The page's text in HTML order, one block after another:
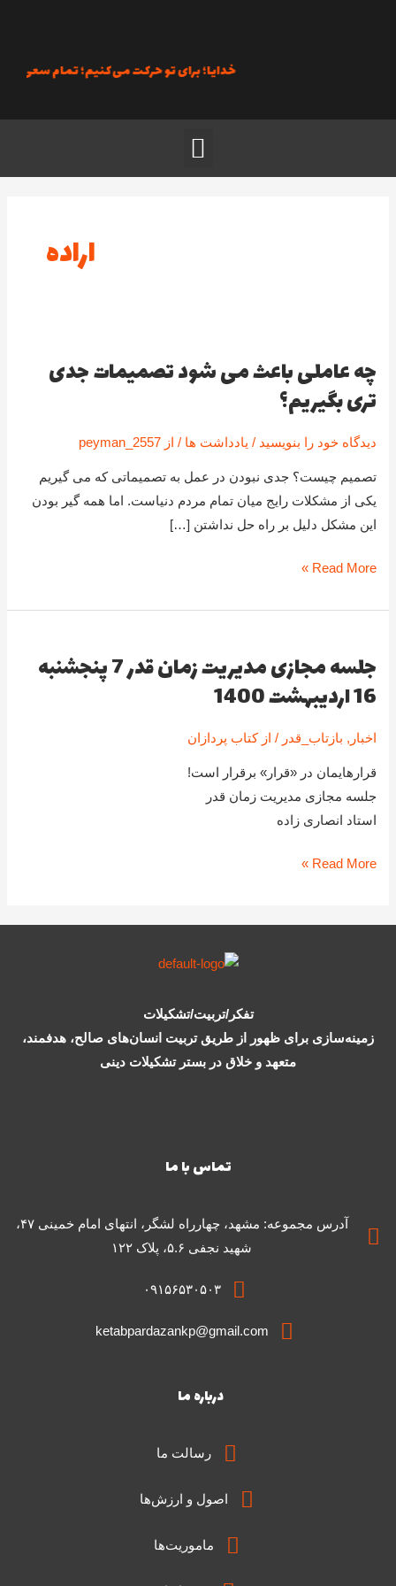
خدایا؛ برای تو حرکت می‌کنیم؛ تمام سعی خود
منو
اراده
چه عاملی باعث می شود تصمیمات جدی
تری بگیریم؟
دیدگاه‌ خود را بنویسید / یادداشت ها / از peyman_2557
تصمیم چیست؟ جدی نبودن در عمل به تصمیماتی که می گیریم
یکی از مشکلات رایج میان تمام مردم دنیاست. اما همه گیر بودن
این مشکل دلیل بر راه حل نداشتن […]
چه
عاملی
باعث
می
تصمیمات
تری
بگیریم؟
Read More »
جلسه مجازی مدیریت زمان قدر 7 پنجشنبه
16 اردیبهشت 1400
اخبار , بازتاب_قدر / از کتاب پردازان
قرارهایمان در «قرار» برقرار است!
جلسه مجازی مدیریت زمان قدر
استاد انصاری زاده
جلسه
مجازی
مدیریت
زمان
اردیبهشت
Read More »
تفکر/تربیت/تشکیلات
زمینه‌سازی برای ظهور از طریق تربیت انسان‌های صالح، هدفمند،
متعهد و خلاق در بستر تشکیلات دینی
تماس با ما
آدرس مجموعه: مشهد، چهارراه لشگر، انتهای امام خمینی ۴۷،
شهید نجفی ۵.۶، پلاک ۱۲۲
۰۹۱۵۶۵۳۰۵۰۳
ketabpardazankp@gmail.com
درباره ما
رسالت ما
اصول و ارزش‌ها
ماموریت‌ها